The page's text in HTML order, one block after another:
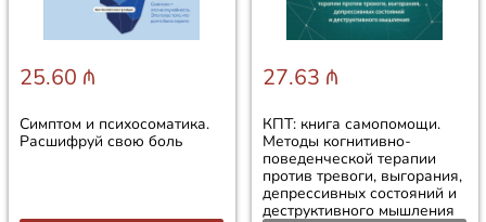
25.60 ₼
Симптом и психосоматика.
Расшифруй свою боль
27.63 ₼
КПТ: книга самопомощи.
Методы когнитивно-
поведенческой терапии
против тревоги, выгорания,
депрессивных состояний и
деструктивного мышления